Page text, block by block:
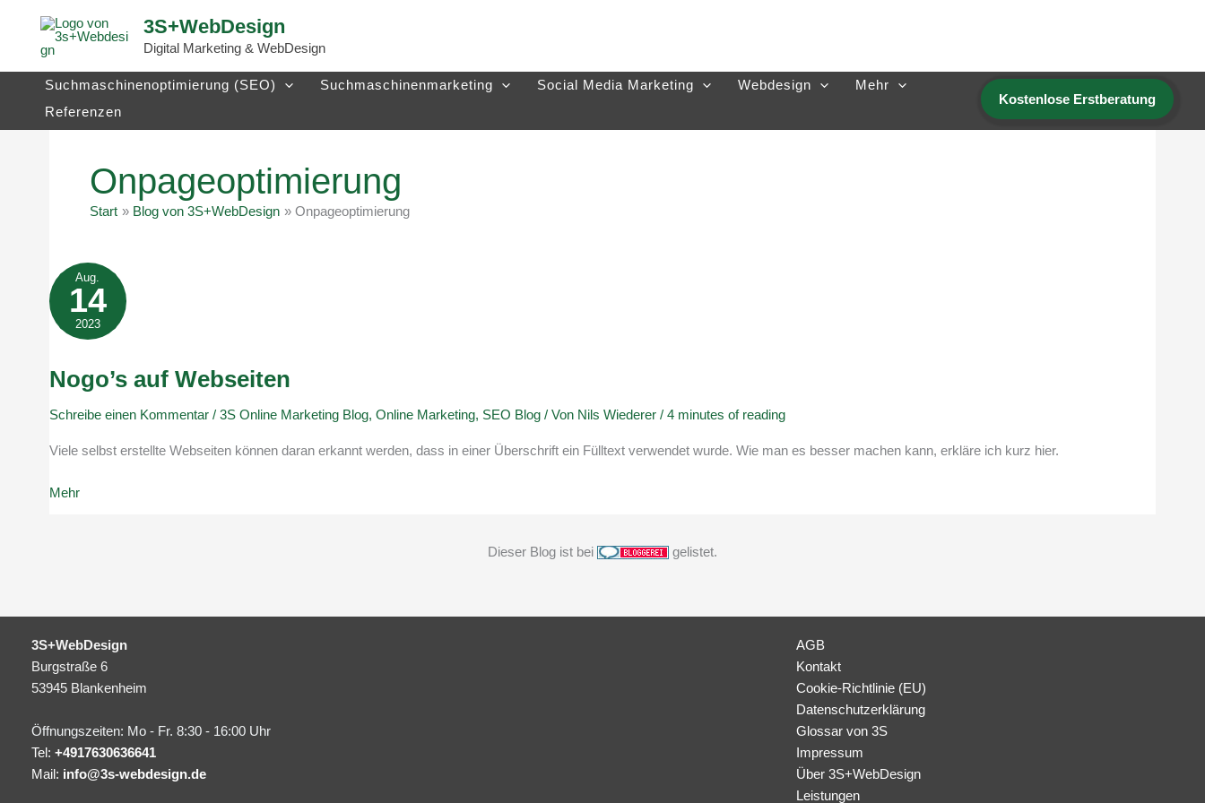
springen
3S+WebDesign
Digital Marketing & WebDesign
Suchmaschinenoptimierung (SEO) Suchmaschinenmarketing Social Media Marketing Webdesign
Mehr
Referenzen
Kostenlose Erstberatung
Onpageoptimierung
Start Blog von 3S+WebDesign Onpageoptimierung
Aug.
14
2023
Nogo’s auf Webseiten
Schreibe einen Kommentar / 3S Online Marketing Blog, Online Marketing, SEO Blog / Von Nils Wiederer / 4 minutes of reading
Viele selbst erstellte Webseiten können daran erkannt werden, dass in einer Überschrift ein Fülltext verwendet wurde. Wie man es besser machen kann, erkläre ich kurz hier.
Nogo’s
Mehr
Dieser Blog ist bei gelistet.
3S+WebDesign
Burgstraße 6
53945 Blankenheim
Öffnungszeiten: Mo - Fr. 8:30 - 16:00 Uhr
Tel: +4917630636641
Mail: info@3s-webdesign.de
AGB
Kontakt
Cookie-Richtlinie (EU)
Datenschutzerklärung
Glossar von 3S
Impressum
Über 3S+WebDesign
Leistungen